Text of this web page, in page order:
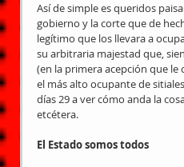
Así de simple es queridos
gobierno y la corte que de
legítimo que los llevara a
su arbitraria majestad que,
(en la primera acepción que
el más alto ocupante de
días 29 a ver cómo anda la
etcétera.
El Estado somos todos